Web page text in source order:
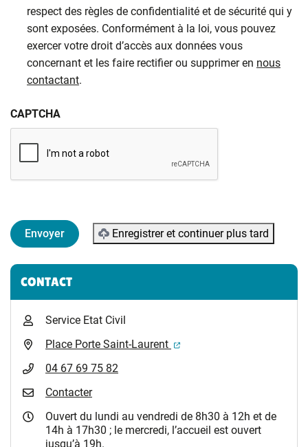
respect des règles de confidentialité et de sécurité qui y
sont exposées. Conformément à la loi, vous pouvez
exercer votre droit d’accès aux données vous
concernant et les faire rectifier ou supprimer en nous
contactant.
CAPTCHA
Enregistrer et continuer plus tard
Informations complémentaires
CONTACT
Service Etat Civil
Place Porte Saint-Laurent
(ouverture dans un
04 67 69 75 82
Contacter
Ouvert du lundi au vendredi de 8h30 à 12h et de
14h à 17h30 ; le mercredi, l’accueil est ouvert
jusqu’à 19h.